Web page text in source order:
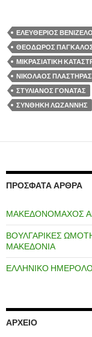
ΕΛΕΥΘΕΡΙΟΣ
ΘΕΟΔΩΡΟΣ
ΜΙΚΡΑΣΙΑΤΙΚΗ
ΝΙΚΟΛΑΟΣ ΠΛΑΣΤΗΡΑΣ
ΣΤΥΛΙΑΝΟΣ ΓΟΝΑΤΑΣ
ΣΥΝΘΗΚΗ ΛΩΖΑΝΝΗΣ
ΠΡΌΣΦΑΤΑ ΆΡΘΡΑ
ΜΑΚΕΔΟΝΟΜΑΧΟΣ
ΒΟΥΛΓΑΡΙΚΕΣ
ΜΑΚΕΔΟΝΙΑ
ΕΛΛΗΝΙΚΟ
ΑΡΧΕΊΟ